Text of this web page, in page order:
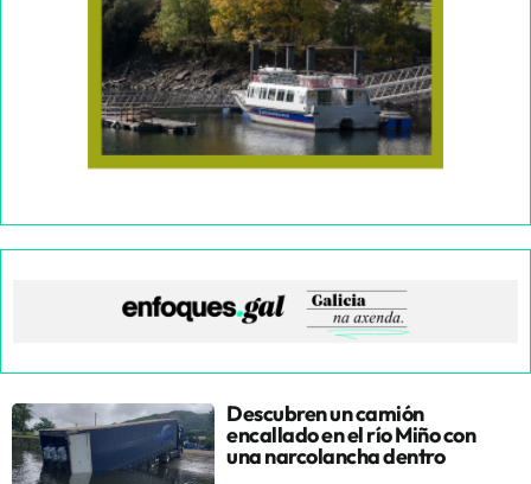
Descubren un camión
encallado en el río Miño con
una narcolancha dentro